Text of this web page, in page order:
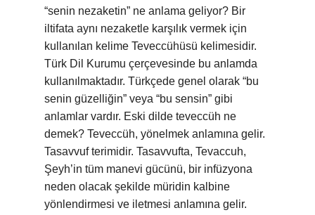
“senin nezaketin” ne anlama geliyor? Bir
iltifata aynı nezaketle karşılık vermek için
kullanılan kelime Teveccühüsü kelimesidir.
Türk Dil Kurumu çerçevesinde bu anlamda
kullanılmaktadır. Türkçede genel olarak “bu
senin güzelliğin” veya “bu sensin” gibi
anlamlar vardır. Eski dilde teveccüh ne
demek? Teveccüh, yönelmek anlamına gelir.
Tasavvuf terimidir. Tasavvufta, Tevaccuh,
Şeyh’in tüm manevi gücünü, bir infüzyona
neden olacak şekilde müridin kalbine
yönlendirmesi ve iletmesi anlamına gelir.